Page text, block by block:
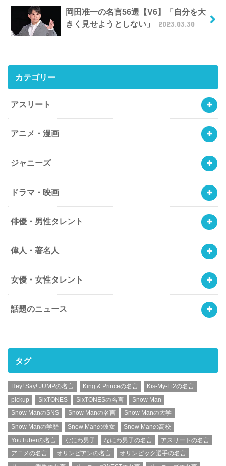
岡田准一の名言56選【V6】「自分を大
きく見せようとしない」
2023.03.30
カテゴリー
アスリート
アニメ・漫画
ジャニーズ
ドラマ・映画
俳優・男性タレント
偉人・著名人
女優・女性タレント
話題のニュース
タグ
Hey! Say! JUMPの名言 King & Princeの名言
Kis-My-Ft2の名言
pickup
SixTONES SixTONESの名言
Snow Man
Snow ManのSNS
Snow Manの名言
Snow Manの大学
Snow Manの学歴
Snow Manの彼女
Snow Manの高校
YouTuberの名言
なにわ男子 なにわ男子の名言
アスリートの名言
アニメの名言
オリンピアンの名言
オリンピック選手の名言